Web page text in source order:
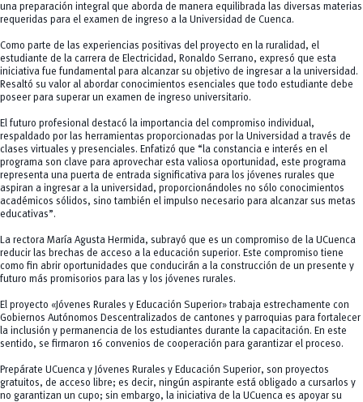
una preparación integral que aborda de manera equilibrada las diversas materias
requeridas para el examen de ingreso a la Universidad de Cuenca.
Como parte de las experiencias positivas del proyecto en la ruralidad, el
estudiante de la carrera de Electricidad, Ronaldo Serrano, expresó que esta
iniciativa fue fundamental para alcanzar su objetivo de ingresar a la universidad.
Resaltó su valor al abordar conocimientos esenciales que todo estudiante debe
poseer para superar un examen de ingreso universitario.
El futuro profesional destacó la importancia del compromiso individual,
respaldado por las herramientas proporcionadas por la Universidad a través de
clases virtuales y presenciales. Enfatizó que “la constancia e interés en el
programa son clave para aprovechar esta valiosa oportunidad, este programa
representa una puerta de entrada significativa para los jóvenes rurales que
aspiran a ingresar a la universidad, proporcionándoles no sólo conocimientos
académicos sólidos, sino también el impulso necesario para alcanzar sus metas
educativas”.
La rectora María Agusta Hermida, subrayó que es un compromiso de la UCuenca
reducir las brechas de acceso a la educación superior. Este compromiso tiene
como fin abrir oportunidades que conducirán a la construcción de un presente y
futuro más promisorios para las y los jóvenes rurales.
El proyecto «Jóvenes Rurales y Educación Superior» trabaja estrechamente con
Gobiernos Autónomos Descentralizados de cantones y parroquias para fortalecer
la inclusión y permanencia de los estudiantes durante la capacitación. En este
sentido, se firmaron 16 convenios de cooperación para garantizar el proceso.
Prepárate UCuenca y Jóvenes Rurales y Educación Superior, son proyectos
gratuitos, de acceso libre; es decir, ningún aspirante está obligado a cursarlos y
no garantizan un cupo; sin embargo, la iniciativa de la UCuenca es apoyar su